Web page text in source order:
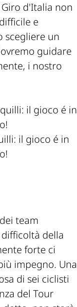
d'Italia non
e
scegliere un
guidare
i nostro
il gioco é in
team
della
forte ci
impegno. Una
di sei ciclisti
del Tour